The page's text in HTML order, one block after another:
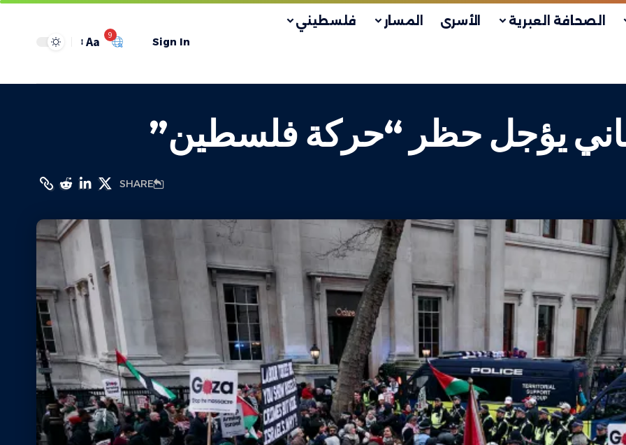
الصحافة العبرية الأسرى المسار فلسطيني
Sign In
9
Aa
يؤجل حظر “حركة فلسطين”
SHARE